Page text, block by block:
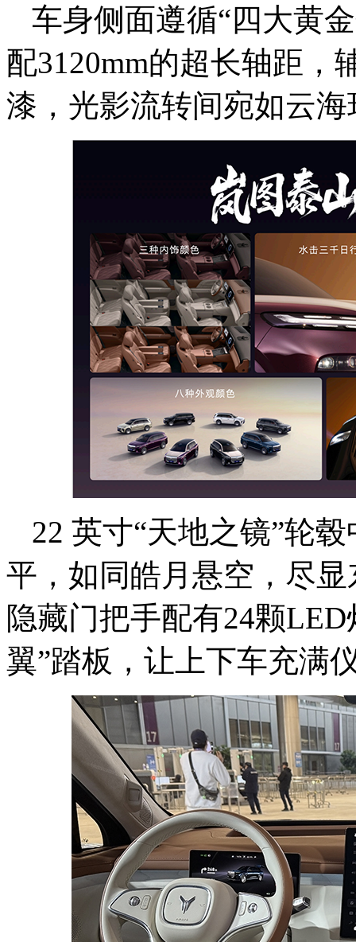
车身侧面遵循“四大黄
配3120mm的超长轴距，
漆，光影流转间宛如云
22 英寸“天地之镜”轮
平，如同皓月悬空，尽
隐藏门把手配有24颗
翼”踏板，让上下车充满